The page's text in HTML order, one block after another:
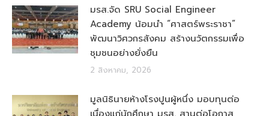
มรส.จัด SRU Social Engineer
Academy น้อมนำ “ศาสตร์พระราชา”
พัฒนาวิศวกรสังคม สร้างนวัตกรรมเพื่อ
ชุมชนอย่างยั่งยืน
2 สิงหาคม, 2026
มูลนิธินายห้างโรงปูนผู้หนึ่ง มอบทุนต่อ